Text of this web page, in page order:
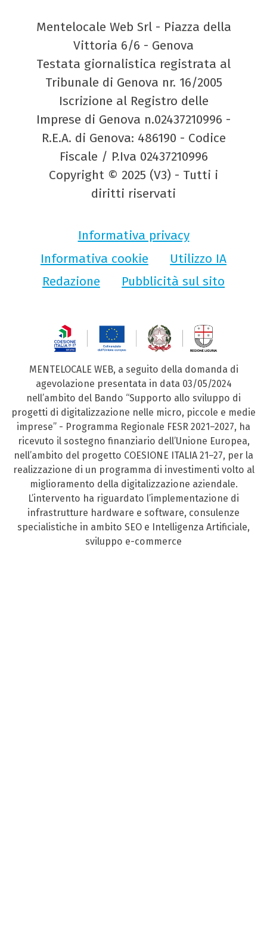
Mentelocale Web Srl - Piazza della
Vittoria 6/6 - Genova
Testata giornalistica registrata al
Tribunale di Genova nr. 16/2005
Iscrizione al Registro delle
Imprese di Genova n.02437210996 -
R.E.A. di Genova: 486190 - Codice
Fiscale / P.Iva 02437210996
Copyright © 2025 (V3) - Tutti i
diritti riservati
Informativa privacy
Informativa cookie
Utilizzo IA
Redazione
Pubblicità sul sito
MENTELOCALE WEB, a seguito della domanda di
agevolazione presentata in data 03/05/2024
nell’ambito del Bando “Supporto allo sviluppo di
progetti di digitalizzazione nelle micro, piccole e medie
imprese” - Programma Regionale FESR 2021–2027, ha
ricevuto il sostegno finanziario dell’Unione Europea,
nell’ambito del progetto COESIONE ITALIA 21–27, per la
realizzazione di un programma di investimenti volto al
miglioramento della digitalizzazione aziendale.
L’intervento ha riguardato l’implementazione di
infrastrutture hardware e software, consulenze
specialistiche in ambito SEO e Intelligenza Artificiale,
sviluppo e-commerce